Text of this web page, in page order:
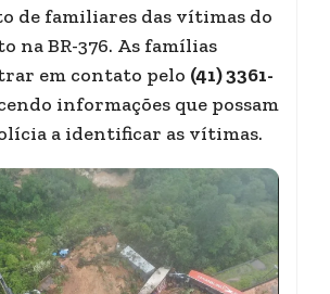
de familiares das vítimas do
na BR-376. As famílias
em contato pelo (41) 3361-
informações que possam
a identificar as vítimas.